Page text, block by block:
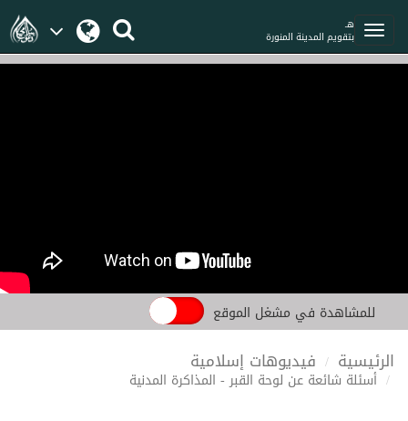
هـ
بتقويم المدينة المنورة
للمشاهدة في مشغل الموقع
الرئيسية فيديوهات إسلامية
أسئلة شائعة عن لوحة القبر - المذاكرة المدنية